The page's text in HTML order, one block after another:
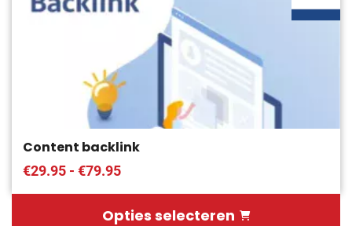
Content backlink
€29.95 - €79.95
Opties selecteren